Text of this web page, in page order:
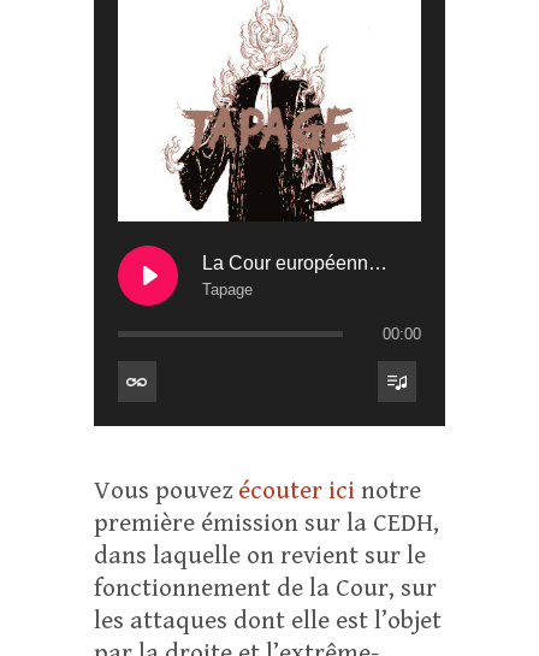
La Cour européenne des droits de l’homme (2)
Tapage
00:00
Vous pouvez écouter ici notre
première émission sur la CEDH,
dans laquelle on revient sur le
fonctionnement de la Cour, sur
les attaques dont elle est l’objet